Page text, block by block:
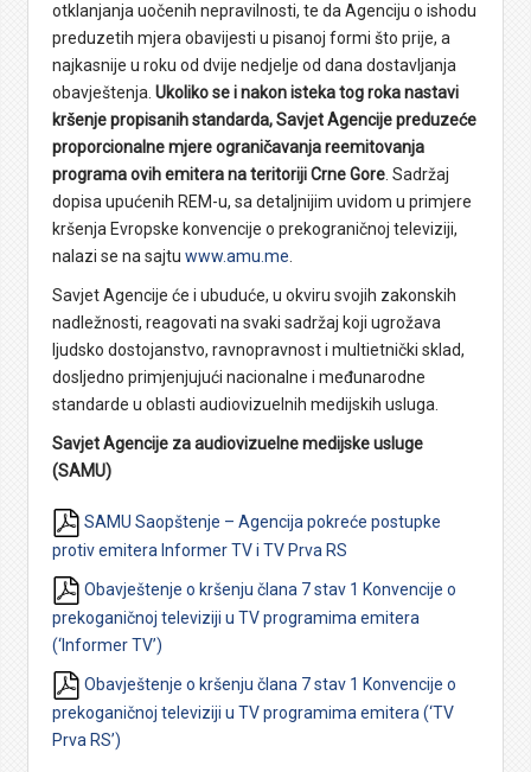
otklanjanja uočenih nepravilnosti, te da Agenciju o ishodu
preduzetih mjera obavijesti u pisanoj formi što prije, a
najkasnije u roku od dvije nedjelje od dana dostavljanja
obavještenja.Ukoliko se i nakon isteka tog roka nastavi
kršenje propisanih standarda, Savjet Agencije preduzeće
proporcionalne mjere ograničavanja reemitovanja
programa ovih emitera na teritoriji Crne Gore . Sadržaj
dopisa upućenih REM-u, sa detaljnijim uvidom u primjere
kršenja Evropske konvencije o prekograničnoj televiziji,
nalazi se na sajtuwww.amu.me
Savjet Agencije će i ubuduće, u okviru svojih zakonskih
nadležnosti, reagovati na svaki sadržaj koji ugrožava
ljudsko dostojanstvo, ravnopravnost i multietnički sklad,
dosljedno primjenjujući nacionalne i međunarodne
standarde u oblasti audiovizuelnih medijskih usluga.
Savjet Agencije za audiovizuelne medijske usluge
(SAMU)
SAMU Saopštenje – Agencija pokreće postupke
protiv emitera Informer TV i TV Prva RS
Obavještenje o kršenju člana 7 stav 1 Konvencije o
prekoganičnoj televiziji u TV programima emitera
(‘Informer TV’)
Obavještenje o kršenju člana 7 stav 1 Konvencije o
prekoganičnoj televiziji u TV programima emitera (‘TV
Prva RS’)